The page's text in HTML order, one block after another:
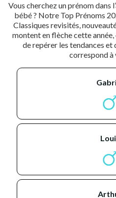
Vous cherchez un prénom dans
bébé ? Notre Top Prénoms
Classiques revisités,
montent en flèche cette
de repérer les tendances
correspond à